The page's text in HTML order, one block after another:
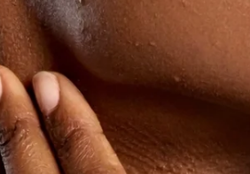
Découvrir le Voile de Nuit →
BARRIÈRE CUTANÉE
Une approche douce du
nettoyage et du soin pour
préserver l’hydratation et
renforcer les mécanismes
naturels de protection de la
peau.